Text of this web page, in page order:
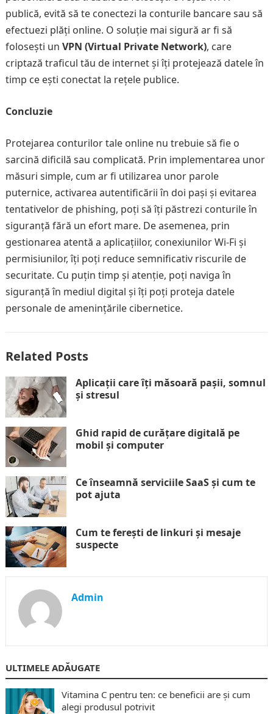
publică, evită să te conectezi la conturile bancare sau să
efectuezi plăți online. O soluție mai sigură ar fi să
folosești un VPN (Virtual Private Network), care
criptază traficul tău de internet și îți protejează datele în
timp ce ești conectat la rețele publice.
Concluzie
Protejarea conturilor tale online nu trebuie să fie o
sarcină dificilă sau complicată. Prin implementarea unor
măsuri simple, cum ar fi utilizarea unor parole
puternice, activarea autentificării în doi pași și evitarea
tentativelor de phishing, poți să îți păstrezi conturile în
siguranță fără un efort mare. De asemenea, prin
gestionarea atentă a aplicațiilor, conexiunilor Wi-Fi și
permisiunilor, îți poți reduce semnificativ riscurile de
securitate. Cu puțin timp și atenție, poți naviga în
siguranță în mediul digital și îți poți proteja datele
personale de amenințările cibernetice.
Related Posts
Aplicații care îți măsoară pașii, somnul
și stresul
Ghid rapid de curățare digitală pe
mobil și computer
Ce înseamnă serviciile SaaS și cum te
pot ajuta
Cum te ferești de linkuri și mesaje
suspecte
Admin
ULTIMELE ADĂUGATE
Vitamina C pentru ten: ce beneficii are și cum
alegi produsul potrivit